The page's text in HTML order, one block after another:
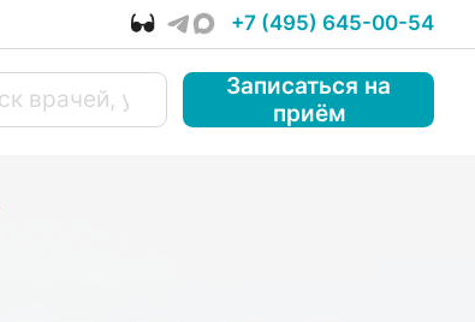
+7 (495) 645-00-54
Записаться на
приём